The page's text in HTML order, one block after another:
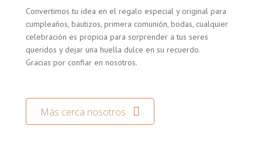
Convertimos tu idea en el regalo especial y original para
cumpleaños, bautizos, primera comunión, bodas, cualquier
celebración es propicia para sorprender a tus seres
queridos y dejar una huella dulce en su recuerdo.
Gracias por confiar en nosotros.
Más cerca nosotros